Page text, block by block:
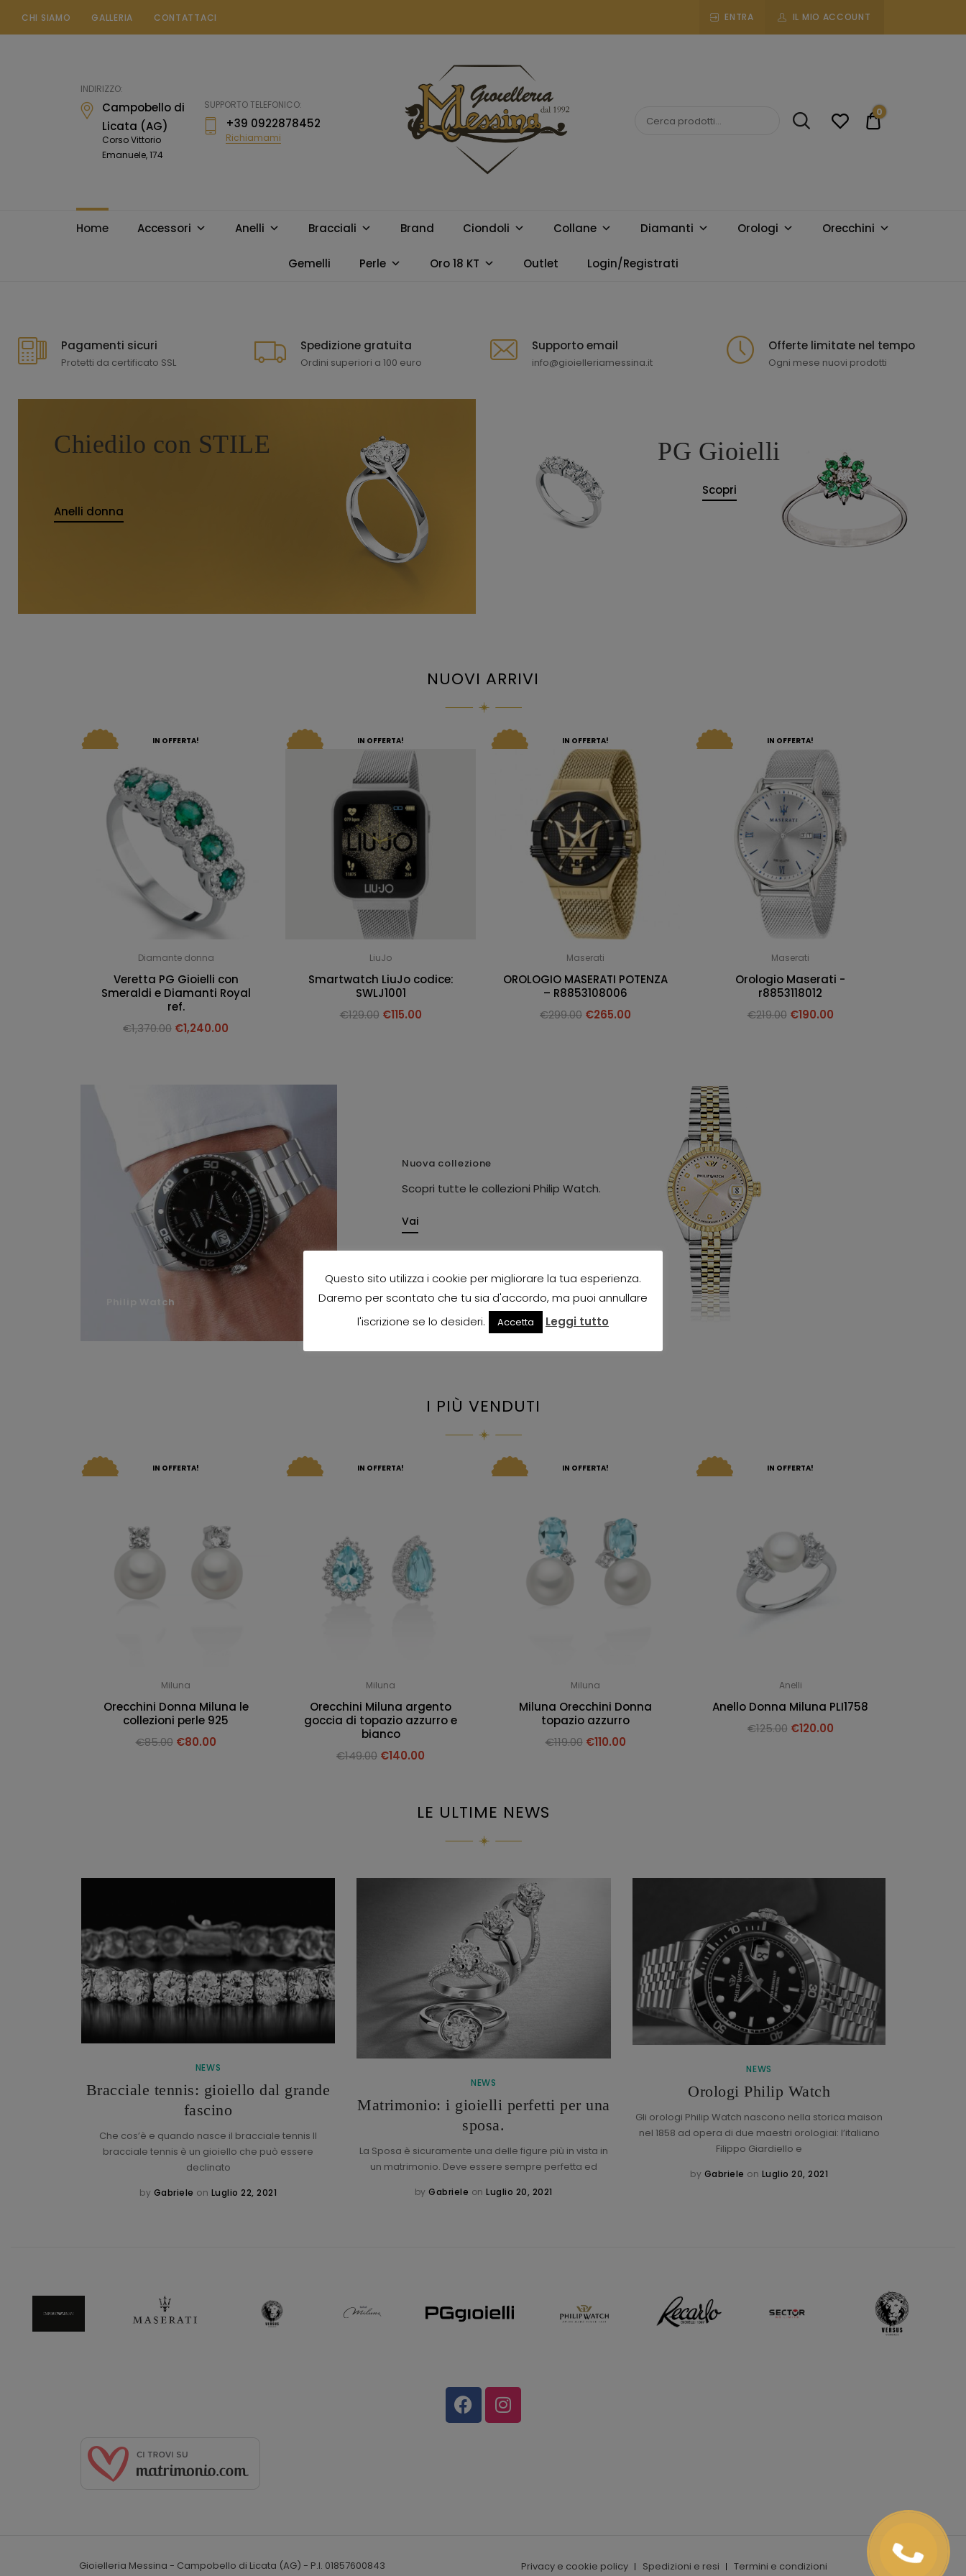
CHI SIAMO GALLERIA CONTATTACI ENTRA IL MIO ACCOUNT
INDIRIZZO:
Campobello di
Licata (AG)
Corso Vittorio
Emanuele, 174
SUPPORTO TELEFONICO:
+39 0922878452
Richiamami
MESSINA
CAMPOBELLO
migliori marchi.
€0.00
0
Home Accessori Anelli Bracciali Brand Ciondoli Collane Diamanti Orologi Orecchini
Gemelli Perle Oro 18 KT Outlet Login/Registrati
Pagamenti sicuri
Protetti da certificato SSL
Spedizione gratuita
Ordini superiori a 100 euro
Supporto email
info@gioielleriamessina.it
Offerte limitate nel tempo
Ogni mese nuovi prodotti
Chiedilo con STILE
Anelli donna
PG Gioielli
Scopri
NUOVI ARRIVI
IN OFFERTA!
Diamante donna
Veretta PG Gioielli con
Smeraldi e Diamanti Royal
ref.
€1,370.00 €1,240.00
IN OFFERTA!
LiuJo
Smartwatch LiuJo codice:
SWLJ1001
€129.00 €115.00
IN OFFERTA!
Maserati
OROLOGIO MASERATI POTENZA
– R8853108006
€299.00 €265.00
IN OFFERTA!
Maserati
Orologio Maserati -
r8853118012
€219.00 €190.00
Philip Watch
Nuova collezione
Scopri tutte le collezioni Philip Watch.
Vai
I PIÙ VENDUTI
IN OFFERTA!
Miluna
Orecchini Donna Miluna le
collezioni perle 925
€85.00 €80.00
IN OFFERTA!
Miluna
Orecchini Miluna argento
goccia di topazio azzurro e
bianco
€149.00 €140.00
IN OFFERTA!
Miluna
Miluna Orecchini Donna
topazio azzurro
€119.00 €110.00
IN OFFERTA!
Anelli
Anello Donna Miluna PLI1758
€125.00 €120.00
LE ULTIME NEWS
NEWS
Bracciale tennis: gioiello dal grande
fascino
Che cos’è e quando nasce il bracciale tennis Il
bracciale tennis è un gioiello che può essere
declinato
by Gabriele on Luglio 22, 2021
NEWS
Matrimonio: i gioielli perfetti per una
sposa.
La Sposa è sicuramente una delle figure più in vista in
un matrimonio. Deve essere sempre perfetta ed
byGabriele onLuglio 20, 2021
NEWS
Orologi Philip Watch
Gli orologi Philip Watch nascono nella storica maison
nel 1858 ad opera di due maestri orologiai: l’italiano
Filippo Giardiello e
by Gabriele on Luglio 20, 2021
Gioielleria Messina - Campobello di Licata (AG) - P.I. 01857600843
Privacy e cookie policy Spedizioni e resi Termini e condizioni
Questo sito utilizza i cookie per migliorare la tua esperienza.
Daremo per scontato che tu sia d'accordo, ma puoi annullare
l'iscrizione se lo desideri.
Accetta Leggi tutto